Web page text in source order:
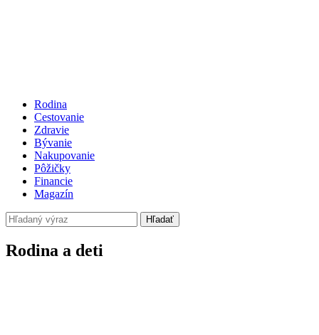
Rodina
Cestovanie
Zdravie
Bývanie
Nakupovanie
Pôžičky
Financie
Magazín
Hľadať
Rodina a deti